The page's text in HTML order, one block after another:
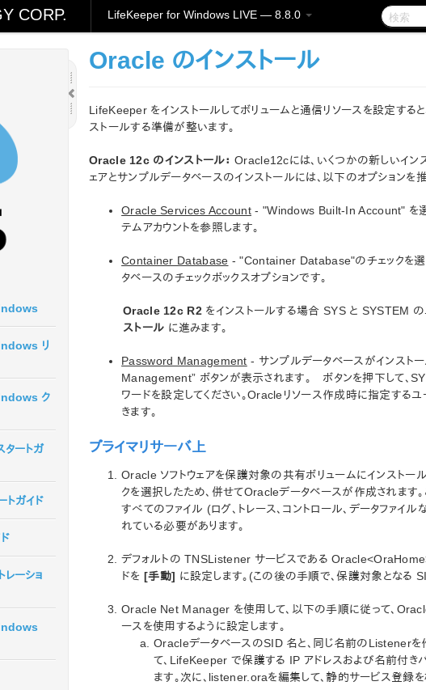
CORP. LifeKeeper for Windows LIVE — 8.8.0
リ
ク
ートガ
トガイド
ーショ
Oracle のインストール
LifeKeeper をインストールしてボリュームと通信リソースを設定する
ストールする準備が整います。
Oracle 12c のインストール： Oracle12cには、いくつかの新しいイン
ェアとサンプルデータベースのインストールには、以下のオプションを推
Oracle Services Account - "Windows Built-In Account" を選
テムアカウントを参照します。
Container Database - "Container Database"のチェックを選
タベースのチェックボックスオプションです。
Oracle 12c R2 をインストールする場合 SYS と SYSTEM
ストール に進みます。
Password Management - サンプルデータベースがインスト
Management” ボタンが表示されます。 ボタンを押下して、
ワードを設定してください。Oracleリソース作成時に指定する
きます。
プライマリサーバ上
Oracle ソフトウェアを保護対象の共有ボリュームにインストー
クを選択したため、併せてOracleデータベースが作成されます
すべてのファイル (ログ、トレース、コントロール、データファ
れている必要があります。
デフォルトの TNSListener サービスである
ドを [手動] に設定します。(この後の手順で、保護対象となる
Oracle Net Manager を使用して、以下の手順に従って、
ースを使用するように設定します。
OracleデータベースのSID 名と、同じ名前のListenerを
て、LifeKeeper で保護する IP アドレスおよび名前付
ます。次に、listener.oraを編集して、静的サービス登録を